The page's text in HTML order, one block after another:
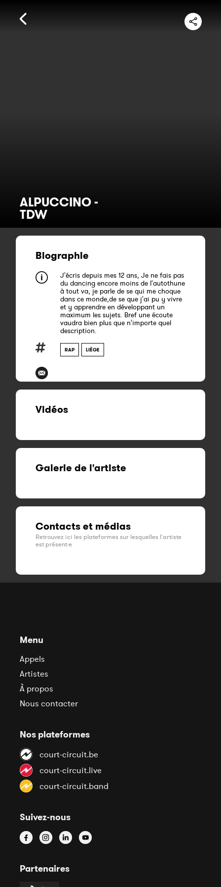
ALPUCCINO -
TDW
Biographie
J'écris depuis mes 12 ans, Je ne fais pas
du dancing encore moins de l'autothune
à tout va, je parle de se qui me choque
dans ce monde,de se que j'ai pu y vivre
et y apprendre en développant un
maximum les sujets. Bref une écoute
vaudra bien plus que n'importe quel
description.
RAP LIÈGE
Vidéos
Galerie de l'artiste
Contacts et médias
Retrouvez ici les plateformes sur lesquelles l'artiste
est présent·e
Menu
Appels
Artistes
À propos
Nous contacter
Nos plateformes
court-circuit.be
court-circuit.live
court-circuit.band
Suivez-nous
Partenaires